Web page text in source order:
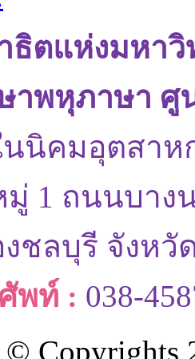
ธิตแห่งมหา
าพหุภาษา ศู
นนิคมอุตสาห
มู่ 1 ถนนบาง
งชลบุรี จังห
พท์ : 038-
© Copyrights